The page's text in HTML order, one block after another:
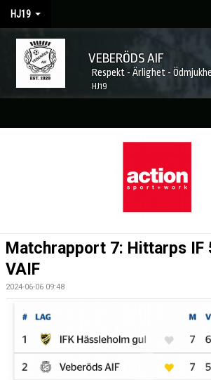
HJ19
VEBERÖDS AIF
Respekt - Ärlighet -
HJ19
TRUPPEN
KONTAKT
Matchrapport 7: Hittarps IF
VAIF
2024-06-06 09:48